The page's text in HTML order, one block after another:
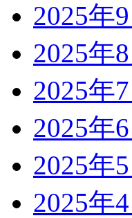
2025年9
2025年8
2025年7
2025年6
2025年5
2025年4